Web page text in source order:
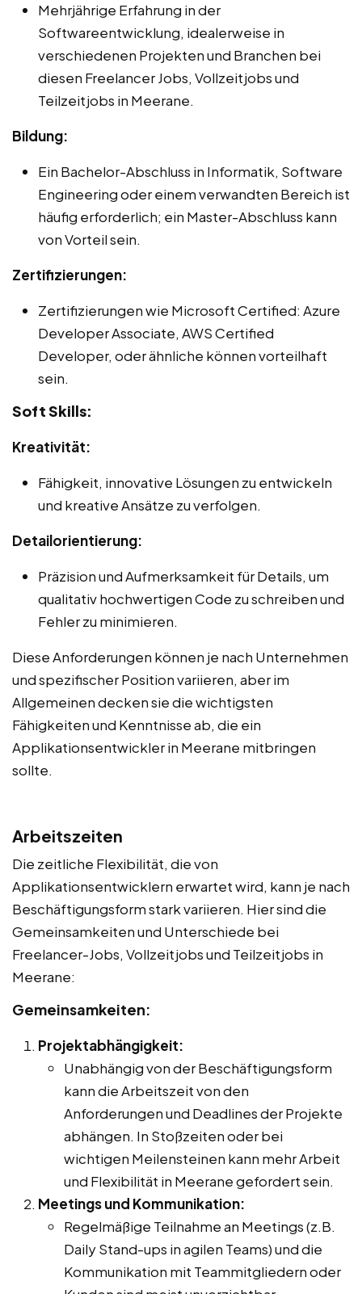
Mehrjährige Erfahrung in der
Softwareentwicklung, idealerweise in
verschiedenen Projekten und Branchen bei
diesen Freelancer Jobs, Vollzeitjobs und
Teilzeitjobs in Meerane.
Bildung:
Ein Bachelor-Abschluss in Informatik, Software
Engineering oder einem verwandten Bereich ist
häufig erforderlich; ein Master-Abschluss kann
von Vorteil sein.
Zertifizierungen:
Zertifizierungen wie Microsoft Certified: Azure
Developer Associate, AWS Certified
Developer, oder ähnliche können vorteilhaft
sein.
Soft Skills:
Kreativität:
Fähigkeit, innovative Lösungen zu entwickeln
und kreative Ansätze zu verfolgen.
Detailorientierung:
Präzision und Aufmerksamkeit für Details, um
qualitativ hochwertigen Code zu schreiben und
Fehler zu minimieren.
Diese Anforderungen können je nach Unternehmen
und spezifischer Position variieren, aber im
Allgemeinen decken sie die wichtigsten
Fähigkeiten und Kenntnisse ab, die ein
Applikationsentwickler in Meerane mitbringen
sollte.
Arbeitszeiten
Die zeitliche Flexibilität, die von
Applikationsentwicklern erwartet wird, kann je nach
Beschäftigungsform stark variieren. Hier sind die
Gemeinsamkeiten und Unterschiede bei
Freelancer-Jobs, Vollzeitjobs und Teilzeitjobs in
Meerane:
Gemeinsamkeiten:
Projektabhängigkeit:
Unabhängig von der Beschäftigungsform
kann die Arbeitszeit von den
Anforderungen und Deadlines der Projekte
abhängen. In Stoßzeiten oder bei
wichtigen Meilensteinen kann mehr Arbeit
und Flexibilität in Meerane gefordert sein.
Meetings und Kommunikation:
Regelmäßige Teilnahme an Meetings (z.B.
Daily Stand-ups in agilen Teams) und die
Kommunikation mit Teammitgliedern oder